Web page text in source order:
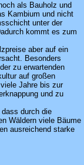
als Bauholz und
Kambium und nicht
unter der
kommt es zum
aber auf ein
Besonders
zu erwartenden
auf großen
Jahre bis zur
und zu
durch die
Wäldern viele Bäume
ausreichend starke